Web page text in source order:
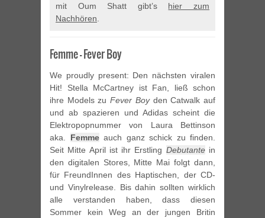
mit Oum Shatt gibt’s hier zum
Nachhören.
Femme – Fever Boy
We proudly present: Den nächsten viralen
Hit! Stella McCartney ist Fan, ließ schon
ihre Models zuFever Boyden Catwalk auf
und ab spazieren und Adidas scheint die
Elektropopnummer von Laura Bettinson
aka. Femmeauch ganz schick zu finden.
Seit Mitte April ist ihr Erstling Debutantein
den digitalen Stores, Mitte Mai folgt dann,
für FreundInnen des Haptischen, der CD-
und Vinylrelease. Bis dahin sollten wirklich
alle verstanden haben, dass diesen
Sommer kein Weg an der jungen Britin